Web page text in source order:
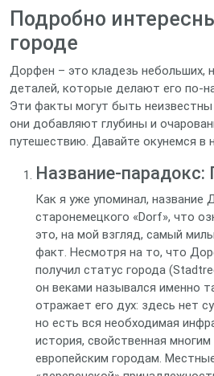
Подробно
городе
Дорфен – это кладезь небольших,
деталей, которые делают его по-
Эти факты могут быть
они добавляют глубины и
путешествию. Давайте окунемся в
Название-парадокс:
Как я уже упоминал, название
старонемецкого «Dorf», что
это, на мой взгляд, самый
факт. Несмотря на то, что
получил статус города
он веками назывался именно
отражает его дух: здесь нет
но есть вся необходимая
история, свойственная
европейским городам.